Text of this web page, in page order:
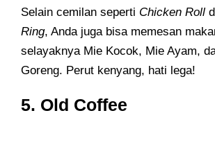
Selain cemilan seperti Chicken Roll
Ring, Anda juga bisa memesan
selayaknya Mie Kocok, Mie Ayam,
Goreng. Perut kenyang, hati lega!
5. Old Coffee